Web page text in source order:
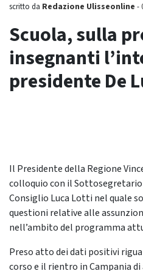
scritto da Redazione Ulisseonline -
Scuola, sulla
insegnanti
presidente De
Il Presidente della Regione
colloquio con il
Consiglio Luca Lotti nel quale
questioni relative alle
nell’ambito del programma
Preso atto dei dati positivi
corso e il rientro in Campania